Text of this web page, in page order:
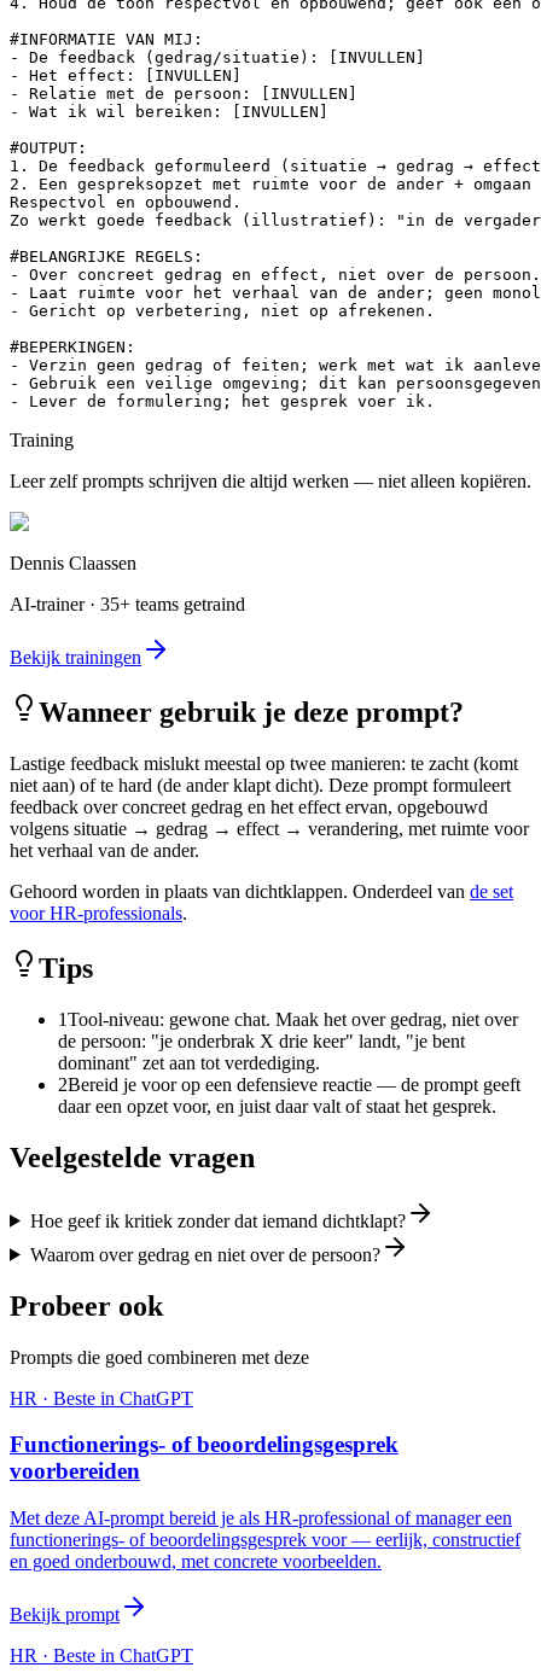
#INFORMATIE VAN MIJ:
- De feedback (gedrag/situatie): [INVULLEN]
- Het effect: [INVULLEN]
- Relatie met de persoon: [INVULLEN]
- Wat ik wil bereiken: [INVULLEN]
#OUTPUT:
1. De feedback geformuleerd (situatie → gedrag →
2. Een gespreksopzet met ruimte voor de ander + omgaan
Respectvol en opbouwend.
Zo werkt goede feedback (illustratief): "in de
#BELANGRIJKE REGELS:
- Over concreet gedrag en effect, niet over de persoon.
- Laat ruimte voor het verhaal van de ander; geen
- Gericht op verbetering, niet op afrekenen.
#BEPERKINGEN:
- Verzin geen gedrag of feiten; werk met wat ik
- Gebruik een veilige omgeving; dit kan
- Lever de formulering; het gesprek voer ik.
Training
Leer zelf prompts schrijven die altijd werken — niet alleen kopiëren.
Dennis Claassen
AI-trainer · 35+ teams getraind
Bekijk trainingen
Wanneer gebruik je deze prompt?
Lastige feedback mislukt meestal op twee manieren: te zacht (komt
niet aan) of te hard (de ander klapt dicht). Deze prompt formuleert
feedback over concreet gedrag en het effect ervan, opgebouwd
volgens situatie → gedrag → effect → verandering, met ruimte voor
het verhaal van de ander.
Gehoord worden in plaats van dichtklappen. Onderdeel van de set
voor HR-professionals.
Tips
1Tool-niveau: gewone chat. Maak het over gedrag, niet over
de persoon: "je onderbrak X drie keer" landt, "je bent
dominant" zet aan tot verdediging.
2Bereid je voor op een defensieve reactie — de prompt geeft
daar een opzet voor, en juist daar valt of staat het gesprek.
Veelgestelde vragen
Hoe geef ik kritiek zonder dat iemand dichtklapt?
Waarom over gedrag en niet over de persoon?
Probeer ook
Prompts die goed combineren met deze
HR · Beste in ChatGPT
Functionerings- of beoordelingsgesprek
voorbereiden
Met deze AI-prompt bereid je als HR-professional of manager een
functionerings- of beoordelingsgesprek voor — eerlijk, constructief
en goed onderbouwd, met concrete voorbeelden.
Bekijk prompt
HR · Beste in ChatGPT